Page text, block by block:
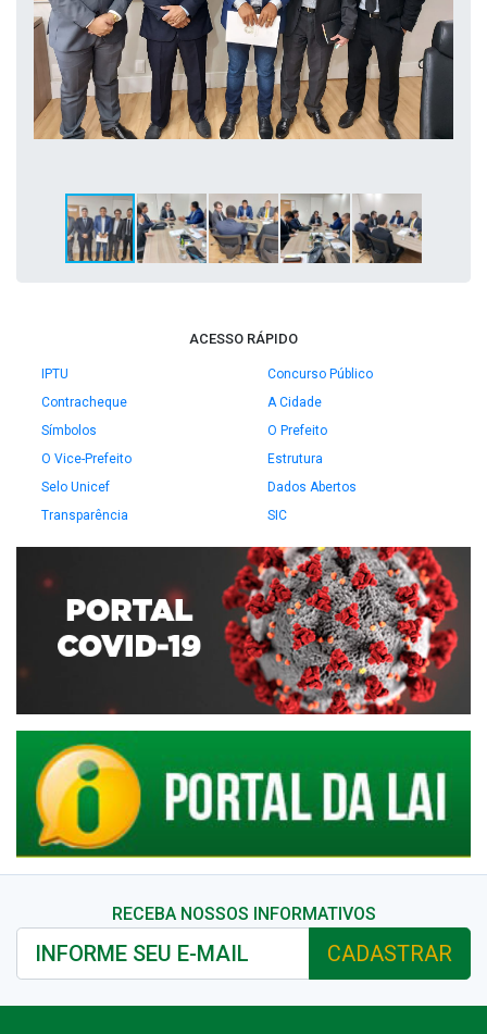
ACESSO RÁPIDO
IPTU
Concurso Público
Contracheque
A Cidade
Símbolos
O Prefeito
O Vice-Prefeito
Estrutura
Selo Unicef
Dados Abertos
Transparência
SIC
RECEBA NOSSOS INFORMATIVOS
CADASTRAR